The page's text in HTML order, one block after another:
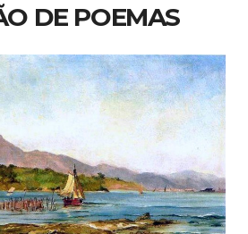
DE POEMAS